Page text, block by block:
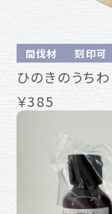
間伐材 刻印可
ひのきのうちわ
￥385